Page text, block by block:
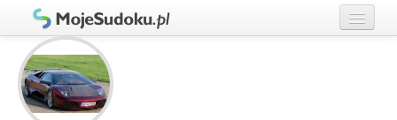
Graj w Sudoku!
Zasady Sudoku